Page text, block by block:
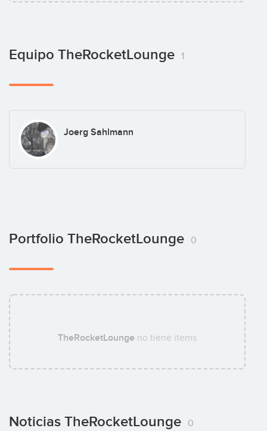
Equipo TheRocketLounge 1
Joerg Sahlmann
Portfolio TheRocketLounge 0
TheRocketLounge no tiene items
Noticias TheRocketLounge 0